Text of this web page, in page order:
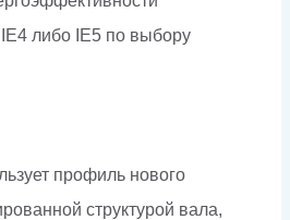
IE4 либо IE5 по выбору
профиль нового
структурой вала,